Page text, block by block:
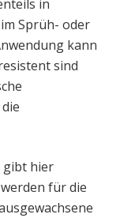
in
Sprüh- oder
kann
sind
gibt hier
für die